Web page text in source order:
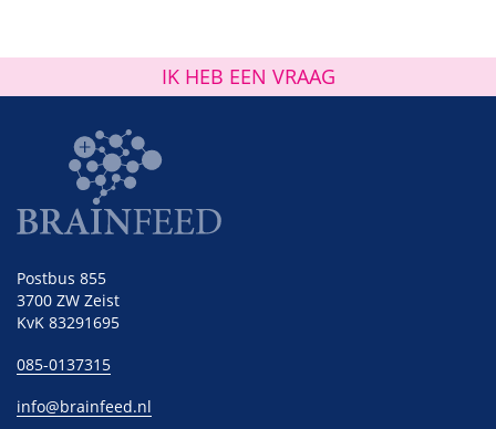
IK HEB EEN VRAAG
Postbus 855
3700 ZW Zeist
KvK 83291695
085-0137315
info@brainfeed.nl